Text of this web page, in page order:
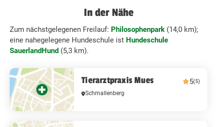
In der Nähe
Zum nächstgelegenen Freilauf: Philosophenpark (14,0 km);
eine nahegelegene Hundeschule ist Hundeschule
SauerlandHund (5,3 km).
Tierarztpraxis Mues 5(5)
Schmallenberg